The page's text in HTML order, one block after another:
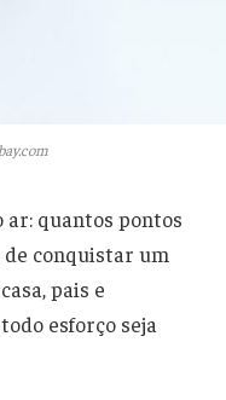
ar: quantos pontos
de conquistar um
pais e
esforço seja